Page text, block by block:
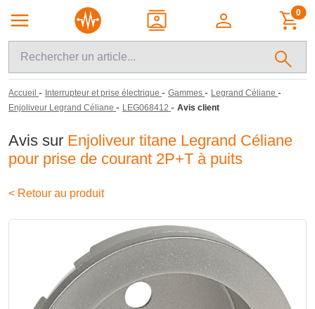
0
Accueil - Interrupteur et prise électrique - Gammes - Legrand Céliane -
Enjoliveur Legrand Céliane - LEG068412 - Avis client
Avis sur Enjoliveur titane Legrand Céliane
pour prise de courant 2P+T à puits
< Retour au produit